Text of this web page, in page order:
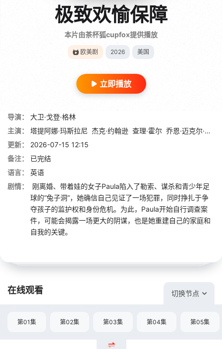
极致欢愉保障
本片由茶杯狐cupfox提供播放
欧美剧 2026 美国
立即播放
导演：
大卫·戈登·格林
主演：
塔提阿娜·玛斯拉尼 杰克·约翰逊 查理·霍尔 乔恩·迈克尔·希尔
更新：
2026-07-15 12:15
备注：
已完结
语言：
英语
剧情：
刚离婚、带着娃的女子Paula陷入了勒索、谋杀和青少年足
球的“兔子洞”，她确信自己见证了一场犯罪，同时挣扎于争
夺孩子的监护权和身份危机。为此，Paula开始自行调查案
件，可能会揭露一场更大的阴谋，也是她重建自己的家庭和
自我的关键。
在线观看 切换节点
第01集 第02集 第03集 第04集 第05集